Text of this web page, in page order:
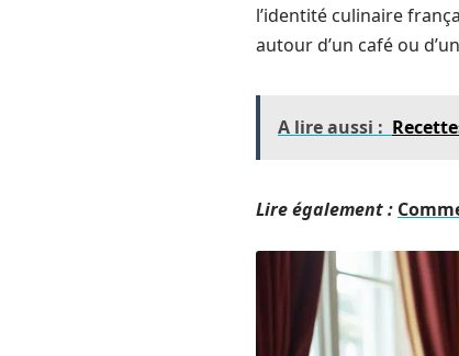
l’identité culinaire
autour d’un café ou
A lire aussi :
Lire également :